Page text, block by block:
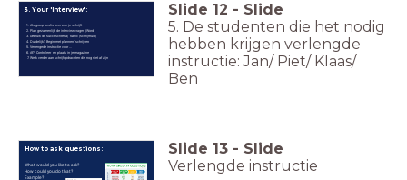
3. Your 'Interview':
Als groep beslis over wie je schrijft
Plan gezamenlijk de interviewvragen (Word)
Gebruik de succescriteria/ rubric (schrijfhulp)
Duidelijk? Begin met plannen/ schrijven
Verlengede instructie voor ...
Af? Controleer en plaats in je magazine
Werk verder aan schrijfopdrachten die nog niet af zijn
Slide 12 - Slide
5. De studenten die het nodig
hebben krijgen verlengde
instructie: Jan/ Piet/ Klaas/
Ben
How to ask questions:
What would you like to ask?
How could you do that?
Example?
Slide 13 - Slide
Verlengde instructie